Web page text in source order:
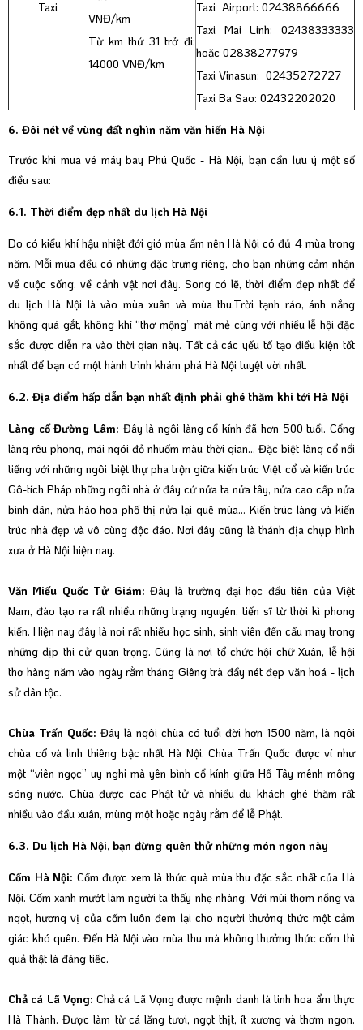
Taxi
VNĐ/km
Từ km thứ 31 trở đi:
14000 VNĐ/km
Taxi Airport: 02438866666
Taxi Mai Linh: 02438333333
hoặc 02838277979
Taxi Vinasun: 02435272727
Taxi Ba Sao: 02432202020
6. Đôi nét về vùng đất nghìn năm văn hiến Hà Nội
Trước khi mua vé máy bay Phú Quốc - Hà Nội, bạn cần lưu ý một số
điều sau:
6.1. Thời điểm đẹp nhất du lịch Hà Nội
Do có kiểu khí hậu nhiệt đới gió mùa ẩm nên Hà Nội có đủ 4 mùa trong
năm. Mỗi mùa đều có những đặc trưng riêng, cho bạn những cảm nhận
về cuộc sống, về cảnh vật nơi đây. Song có lẽ, thời điểm đẹp nhất để
du lịch Hà Nội là vào mùa xuân và mùa thu.Trời tạnh ráo, ánh nắng
không quá gắt, không khí “thơ mộng” mát mẻ cùng với nhiều lễ hội đặc
sắc được diễn ra vào thời gian này. Tất cả các yếu tố tạo điều kiện tốt
nhất để bạn có một hành trình khám phá Hà Nội tuyệt vời nhất.
6.2. Địa điểm hấp dẫn bạn nhất định phải ghé thăm khi tới Hà Nội
Làng cổ Đường Lâm: Đây là ngôi làng cổ kính đã hơn 500 tuổi. Cổng
làng rêu phong, mái ngói đỏ nhuốm màu thời gian… Đặc biệt làng cổ nổi
tiếng với những ngôi biệt thự pha trộn giữa kiến trúc Việt cổ và kiến trúc
Gô-tích Pháp những ngôi nhà ở đây cứ nửa ta nửa tây, nửa cao cấp nửa
bình dân, nửa hào hoa phố thị nửa lại quê mùa… Kiến trúc làng và kiến
trúc nhà đẹp và vô cùng độc đáo. Nơi đây cũng là thánh địa chụp hình
xưa ở Hà Nội hiện nay.
Văn Miếu Quốc Tử Giám: Đây là trường đại học đầu tiên của Việt
Nam, đào tạo ra rất nhiều những trạng nguyên, tiến sĩ từ thời kì phong
kiến. Hiện nay đây là nơi rất nhiều học sinh, sinh viên đến cầu may trong
những dịp thi cử quan trọng. Cũng là nơi tổ chức hội chữ Xuân, lễ hội
thơ hàng năm vào ngày rằm tháng Giêng trà đầy nét đẹp văn hoá - lịch
sử dân tộc.
Chùa Trấn Quốc: Đây là ngôi chùa có tuổi đời hơn 1500 năm, là ngôi
chùa cổ và linh thiêng bậc nhất Hà Nội. Chùa Trấn Quốc được ví như
một “viên ngọc” uy nghi mà yên bình cổ kính giữa Hồ Tây mênh mông
sóng nước. Chùa được các Phật tử và nhiều du khách ghé thăm rất
nhiều vào đầu xuân, mùng một hoặc ngày rằm để lễ Phật.
6.3. Du lịch Hà Nội, bạn đừng quên thử những món ngon này
Cốm Hà Nội: Cốm được xem là thức quà mùa thu đặc sắc nhất của Hà
Nội. Cốm xanh mướt làm người ta thấy nhẹ nhàng. Với mùi thơm nồng và
ngọt, hương vị của cốm luôn đem lại cho người thưởng thức một cảm
giác khó quên. Đến Hà Nội vào mùa thu mà không thưởng thức cốm thì
quả thật là đáng tiếc.
Chả cá Lã Vọng: Chả cá Lã Vọng được mệnh danh là tinh hoa ẩm thực
Hà Thành. Được làm từ cá lăng tươi, ngọt thịt, ít xương và thơm ngon.